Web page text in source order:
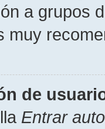
a grupos
muy
de
Entrar